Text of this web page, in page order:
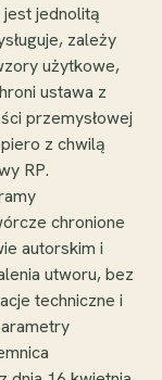
jednolitą
zależy
użytkowe,
ustawa z
przemysłowej
z chwilą
RP.
chronione
autorskim i
utworu, bez
techniczne i